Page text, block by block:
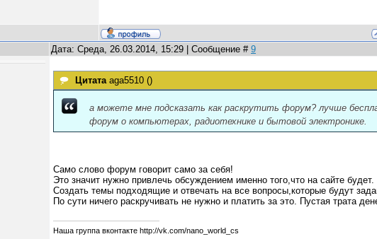
Дата: Среда, 26.03.2014, 15:29 | Сообщение # 9
Цитата aga5510 ()
а можете мне подсказать как раскрутить форум? лучше
форум о компьютерах, радиотехнике и бытовой электронике.
Само слово форум говорит само за себя!
Это значит нужно привлечь обсуждением именно того,что на сайте будет.
Создать темы подходящие и отвечать на все вопросы,которые будут
По сути ничего раскручивать не нужно и платить за это. Пустая трата
Наша группа вконтакте http://vk.com/nano_world_cs